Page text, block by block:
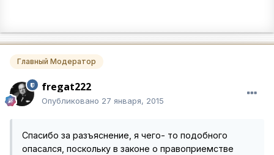
Главный Модератор
fregat222
Опубликовано 27 января, 2015
Спасибо за разъяснение, я чего- то подобного
опасался, поскольку в законе о правоприемстве